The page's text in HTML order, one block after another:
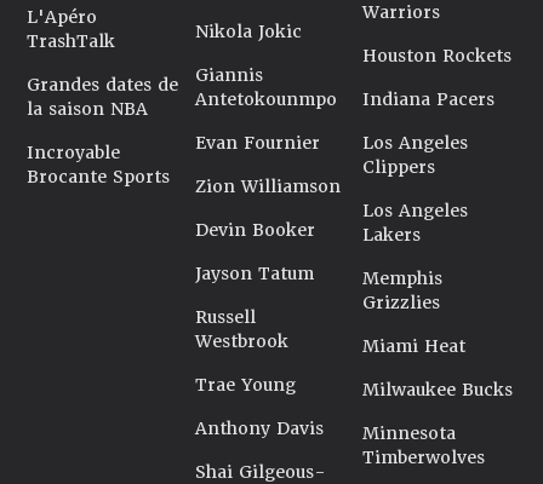
L'Apéro
TrashTalk
Grandes dates de
la saison NBA
Incroyable
Brocante Sports
Nikola Jokic
Giannis
Antetokounmpo
Evan Fournier
Zion Williamson
Devin Booker
Jayson Tatum
Russell
Westbrook
Trae Young
Anthony Davis
Shai Gilgeous-
Warriors
Houston Rockets
Indiana Pacers
Los Angeles
Clippers
Los Angeles
Lakers
Memphis
Grizzlies
Miami Heat
Milwaukee Bucks
Minnesota
Timberwolves